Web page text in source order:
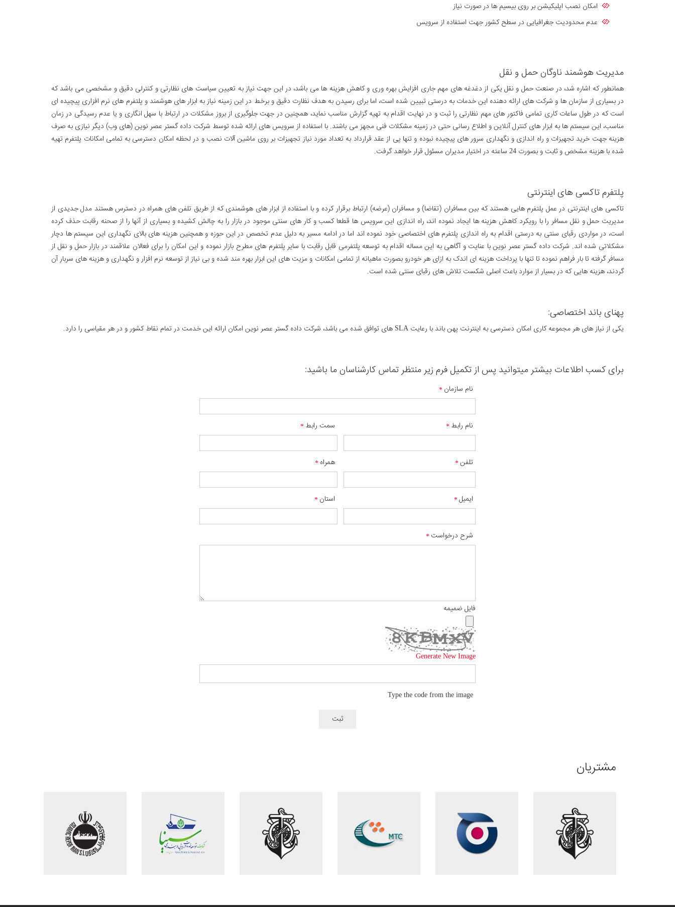
امکان نصب اپلیکیشن بر روی بیسیم ها در صورت نیاز
عدم محدودیت جغرافیایی در سطح کشور جهت استفاده از سرویس
مدیریت هوشمند ناوگان حمل و نقل
همانطور که اشاره شد، در صنعت حمل و نقل یکی از دغدغه های مهم جاری افزایش بهره وری و کاهش هزینه ها می باشد، در این جهت نیاز به تعیین سیاست های نظارتی و کنترلی دقیق و مشخصی می باشد که
در بسیاری از سازمان ها و شرکت های ارائه دهنده این خدمات به درستی تبیین شده است، اما برای رسیدن به هدف نظارت دقیق و برخط در این زمینه نیاز به ابزار های هوشمند و پلتفرم های نرم افزاری پیچیده ای
است که در طول ساعات کاری تمامی فاکتور های مهم نظارتی را ثبت و در نهایت اقدام به تهیه گزارش مناسب نماید، همچنین در جهت جلوگیری از بروز مشکلات در ارتباط با سهل انگاری و یا عدم رسیدگی در زمان
مناسب، این سیستم ها به ابزار های کنترل آنلاین و اطلاع رسانی حتی در زمینه مشکلات فنی مجهز می باشند. با استفاده از سرویس های ارائه شده توسط شرکت داده گستر عصر نوین (های وب) دیگر نیازی به صرف
هزینه جهت خرید تجهیزات و راه اندازی و نگهداری سرور های پیچیده نبوده و تنها پی از عقد قرارداد به تعداد مورد نیاز تجهیزات بر روی ماشین آلات نصب و در لحظه امکان دسترسی به تمامی امکانات پلتفرم تهیه
شده با هزینه مشخص و ثابت و بصورت 24 ساعته در اختیار مدیران مسئول قرار خواهد گرفت.
پلتفرم تاکسی های اینترنتی
تاکسی های اینترنتی در عمل پلتفرم هایی هستند که بین مسافران (تقاضا) و مسافران (عرضه) ارتباط برقرار کرده و با استفاده از ابزار های هوشمندی که از طریق تلفن های همراه در دسترس هستند مدل جدیدی از
مدیریت حمل و نقل مسافر را با رویکرد کاهش هزینه ها ایجاد نموده اند، راه اندازی این سرویس ها قطعا کسب و کار های سنتی موجود در بازار را به چالش کشیده و بسیاری از آنها را از صحنه رقابت حذف کرده
است، در مواردی رقبای سنتی به درستی اقدام به راه اندازی پلتفرم های اختصاصی خود نموده اند اما در ادامه مسیر به دلیل عدم تخصص در این حوزه و همچنین هزینه های بالای نگهداری این سیستم ها دچار
مشکلاتی شده اند. شرکت داده گستر عصر نوین با عنایت و آگاهی به این مساله اقدام به توسعه پلتفرمی قابل رقابت با سایر پلتفرم های مطرح بازار نموده و این امکان را برای فعالان علاقمند در بازار حمل و نقل از
مسافر گرفته تا بار فراهم نموده تا تنها با پرداخت هزینه ای اندک به ازای هر خودرو بصورت ماهیانه از تمامی امکانات و مزیت های این ابزار بهره مند شده و بی نیاز از توسعه نرم افزار و نگهداری و هزینه های سربار آن
گردند، هزینه هایی که در بسیار از موارد باعث اصلی شکست تلاش های رقبای سنتی شده است.
پهنای باند اختصاصی:
یکی از نیاز های هر مجموعه کاری امکان دسترسی به اینترنت پهن باند با رعایت SLA های توافق شده می باشد، شرکت داده گستر عصر نوین امکان ارائه این خدمت در تمام نقاط کشور و در هر مقیاسی را دارد.
برای کسب اطلاعات بیشتر میتوانید پس از تکمیل فرم زیر منتظر تماس کارشناسان ما باشید:
نام سازمان
سمت رابط نام رابط
همراه تلفن
استان ایمیل
شرح درخواست
فایل ضمیمه
Generate New Image
Type the code from the image
مشتریان